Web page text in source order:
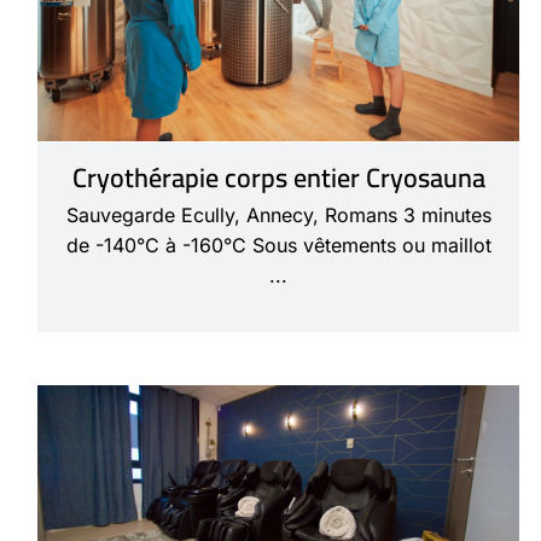
Cryothérapie corps entier Cryosauna
Sauvegarde Ecully, Annecy, Romans 3 minutes
de -140°C à -160°C Sous vêtements ou maillot
...